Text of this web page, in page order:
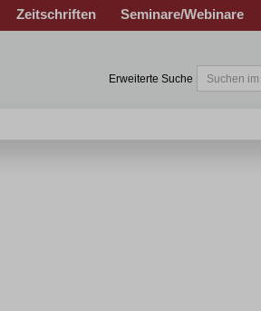
Zeitschriften Seminare/Webinare
Erweiterte Suche